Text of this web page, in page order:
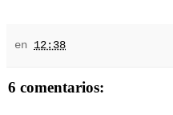
en 12:38
6 comentarios: